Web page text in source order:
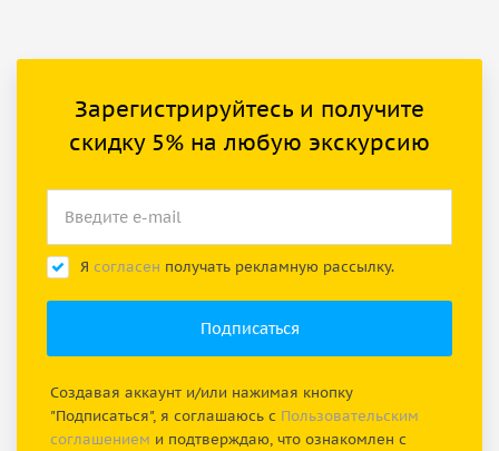
Зарегистрируйтесь и получите
скидку 5% на любую экскурсию
Я согласен получать рекламную рассылку.
Создавая аккаунт и/или нажимая кнопку
"Подписаться", я соглашаюсь с Пользовательским
соглашением и подтверждаю, что ознакомлен с